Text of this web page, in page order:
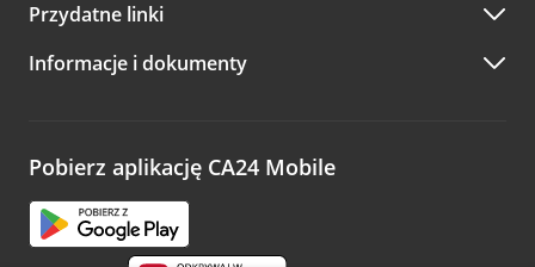
Przydatne linki
Informacje i dokumenty
Pobierz aplikację CA24 Mobile